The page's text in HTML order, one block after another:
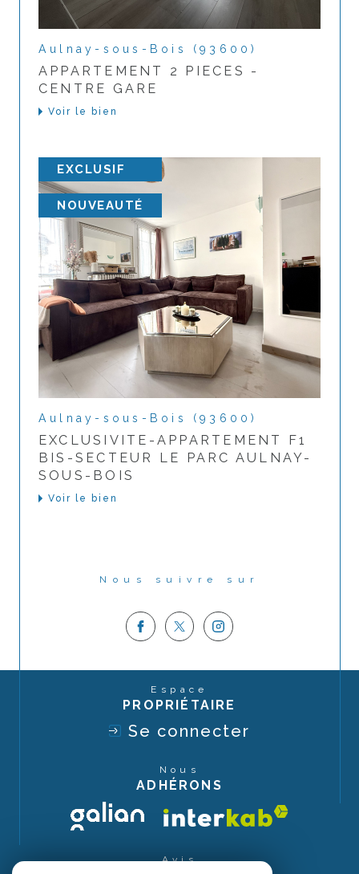
Aulnay-sous-Bois (93600)
APPARTEMENT 2 PIECES -
CENTRE GARE
Voir le bien
EXCLUSIF
NOUVEAUTÉ
Aulnay-sous-Bois (93600)
EXCLUSIVITE-APPARTEMENT F1
BIS-SECTEUR LE PARC AULNAY-
SOUS-BOIS
Voir le bien
Nous suivre sur
Espace
PROPRIÉTAIRE
Se connecter
Nous
ADHÉRONS
Avis